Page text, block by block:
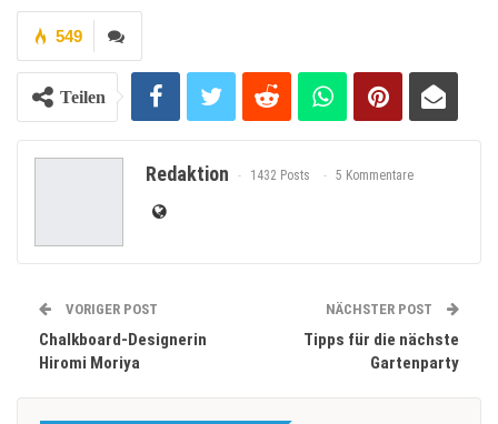
549
Teilen
Redaktion 1432 Posts 5 Kommentare
VORIGER POST
Chalkboard-Designerin
Hiromi Moriya
NÄCHSTER POST
Tipps für die nächste
Gartenparty